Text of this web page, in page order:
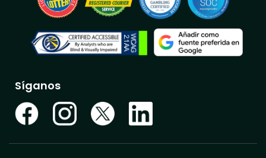
Síganos